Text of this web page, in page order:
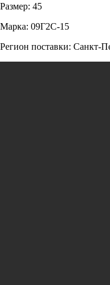
Размер: 45
Марка: 09Г2С-15
Регион поставки: Санкт-